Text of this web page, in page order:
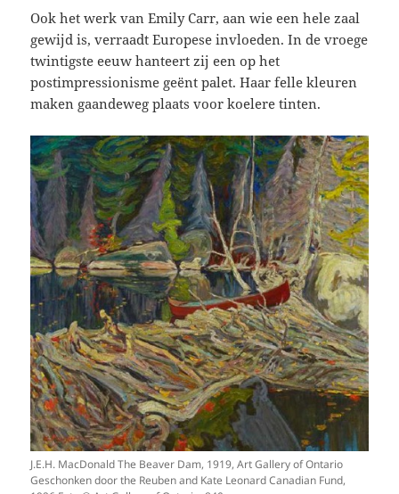
Ook het werk van Emily Carr, aan wie een hele zaal
gewijd is, verraadt Europese invloeden. In de vroege
twintigste eeuw hanteert zij een op het
postimpressionisme geënt palet. Haar felle kleuren
maken gaandeweg plaats voor koelere tinten.
J.E.H. MacDonald The Beaver Dam, 1919, Art Gallery of Ontario
Geschonken door the Reuben and Kate Leonard Canadian Fund,